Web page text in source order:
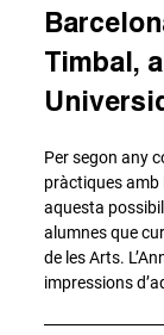
Timbal,
Per segon any
pràctiques amb
aquesta
alumnes que
de les Arts.
impressions